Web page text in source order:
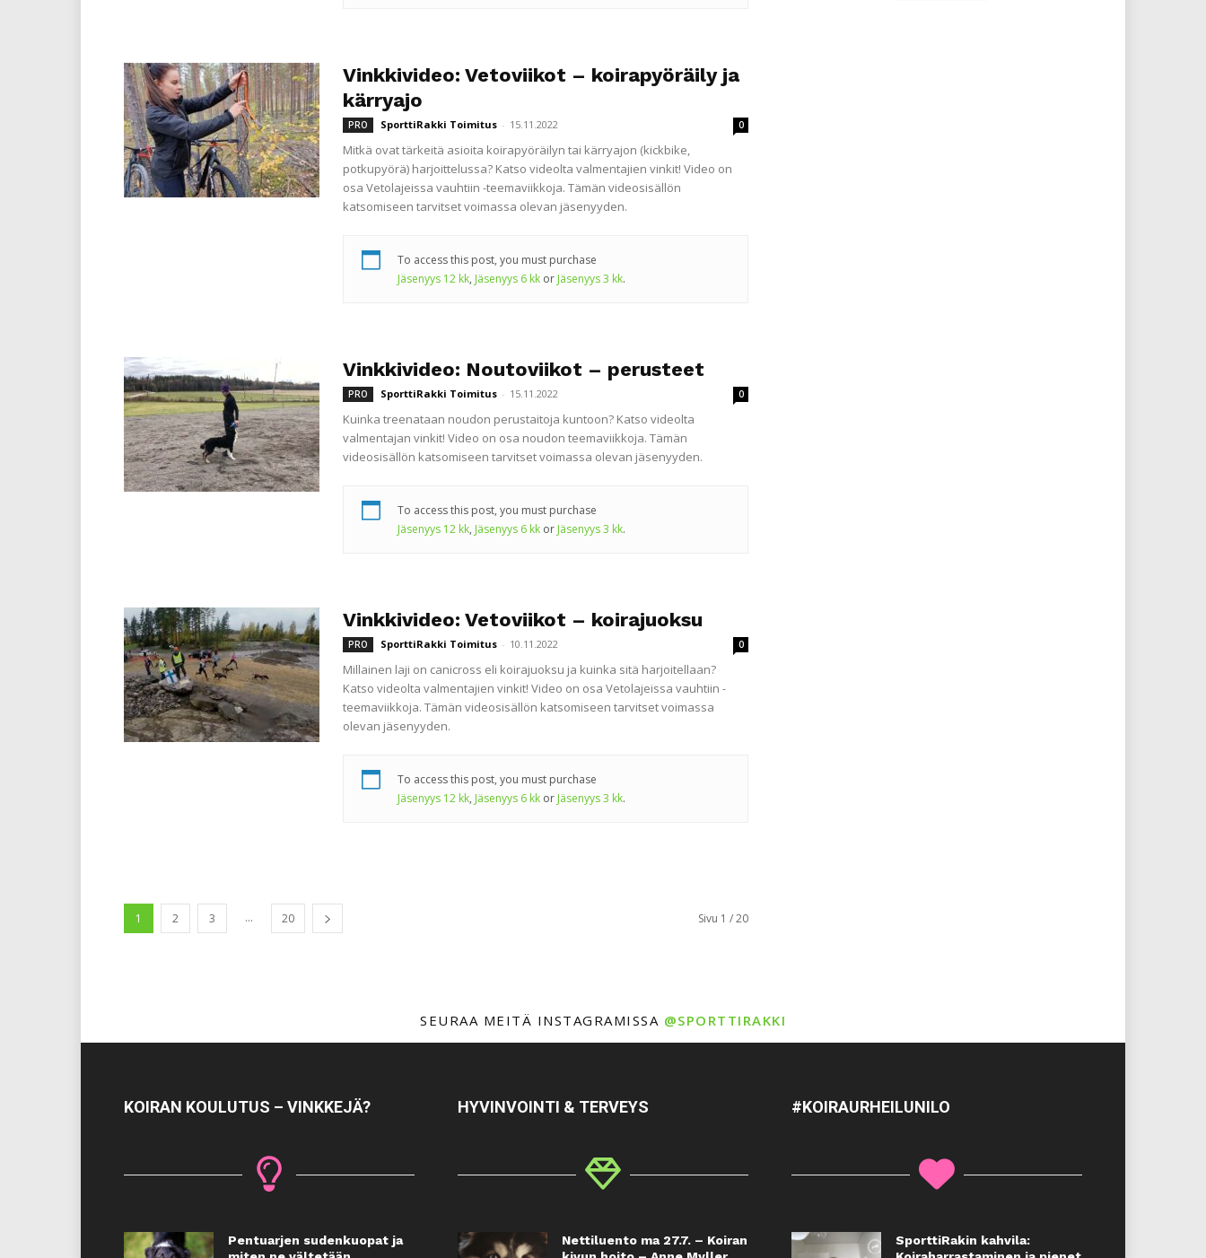
Vinkkivideo: Vetoviikot – koirapyöräily ja
kärryajo
PRO SporttiRakki Toimitus - 15.11.2022 0
Mitkä ovat tärkeitä asioita koirapyöräilyn tai kärryajon (kickbike,
potkupyörä) harjoittelussa? Katso videolta valmentajien vinkit! Video on
osa Vetolajeissa vauhtiin -teemaviikkoja. Tämän videosisällön
katsomiseen tarvitset voimassa olevan jäsenyyden.
To access this post, you must purchase
Jäsenyys 12 kk, Jäsenyys 6 kk or Jäsenyys 3 kk.
Vinkkivideo: Noutoviikot – perusteet
PRO SporttiRakki Toimitus - 15.11.2022 0
Kuinka treenataan noudon perustaitoja kuntoon? Katso videolta
valmentajan vinkit! Video on osa noudon teemaviikkoja. Tämän
videosisällön katsomiseen tarvitset voimassa olevan jäsenyyden.
To access this post, you must purchase
Jäsenyys 12 kk, Jäsenyys 6 kk or Jäsenyys 3 kk.
Vinkkivideo: Vetoviikot – koirajuoksu
PRO SporttiRakki Toimitus - 10.11.2022 0
Millainen laji on canicross eli koirajuoksu ja kuinka sitä harjoitellaan?
Katso videolta valmentajien vinkit! Video on osa Vetolajeissa vauhtiin -
teemaviikkoja. Tämän videosisällön katsomiseen tarvitset voimassa
olevan jäsenyyden.
To access this post, you must purchase
Jäsenyys 12 kk, Jäsenyys 6 kk or Jäsenyys 3 kk.
1 2 3 ... 20 Sivu 1 / 20
SEURAA MEITÄ INSTAGRAMISSA @SPORTTIRAKKI
KOIRAN KOULUTUS – VINKKEJÄ?
Pentuarjen sudenkuopat ja
HYVINVOINTI & TERVEYS
Nettiluento ma 27.7. – Koiran
#KOIRAURHEILUNILO
SporttiRakin kahvila: